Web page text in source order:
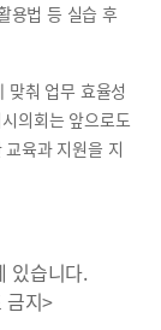
용법 등 실습 후
맞춰 업무 효율성
의회는 앞으로도
육과 지원을 지
있습니다.
금지>